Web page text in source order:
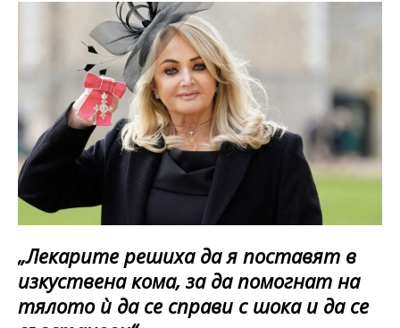
„Лекарите решиха да я поставят в
изкуствена кома, за да помогнат на
тялото ѝ да се справи с шока и да се